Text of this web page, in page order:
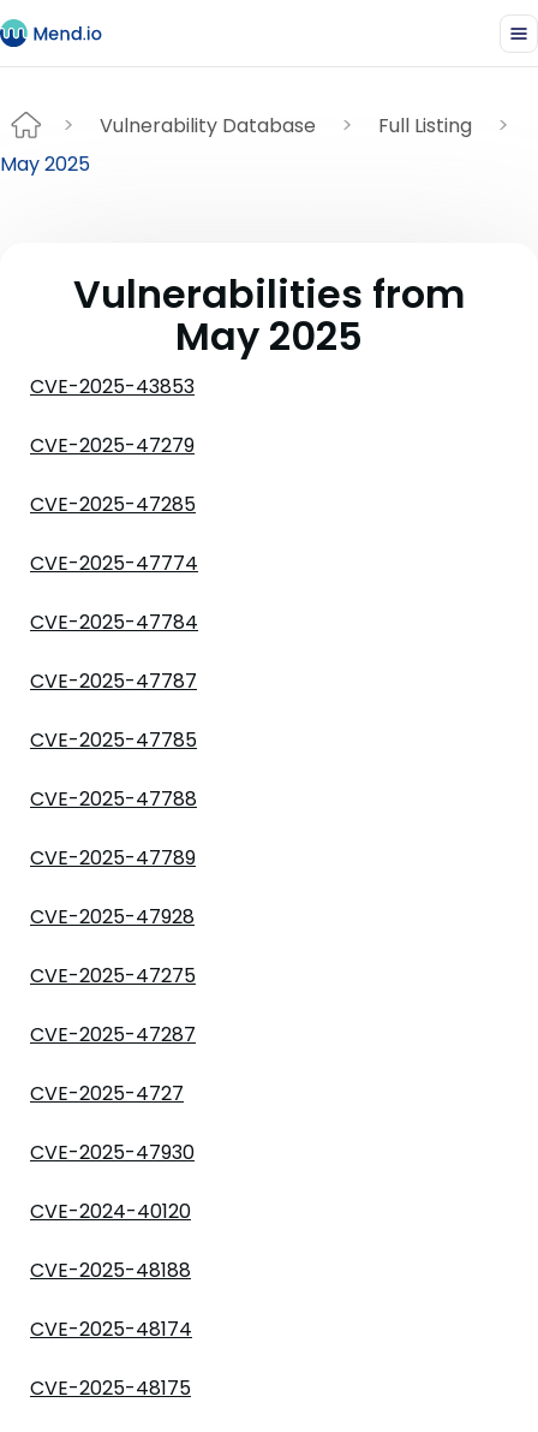
Vulnerability Database
Full Listing
May 2025
Vulnerabilities from
May 2025
CVE-2025-43853
CVE-2025-47279
CVE-2025-47285
CVE-2025-47774
CVE-2025-47784
CVE-2025-47787
CVE-2025-47785
CVE-2025-47788
CVE-2025-47789
CVE-2025-47928
CVE-2025-47275
CVE-2025-47287
CVE-2025-4727
CVE-2025-47930
CVE-2024-40120
CVE-2025-48188
CVE-2025-48174
CVE-2025-48175